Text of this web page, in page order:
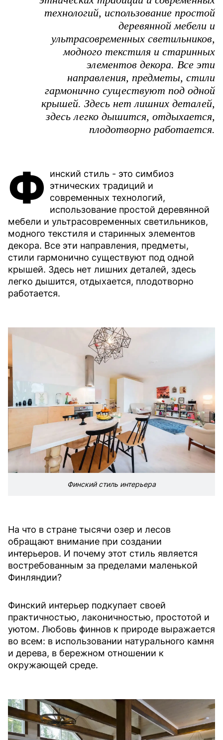
технологий, использование простой
деревянной мебели и
ультрасовременных светильников,
модного текстиля и старинных
элементов декора. Все эти
направления, предметы, стили
гармонично существуют под одной
крышей. Здесь нет лишних деталей,
здесь легко дышится, отдыхается,
плодотворно работается.
Ф
инский стиль - это симбиоз
этнических традиций и
современных технологий,
использование простой деревянной
мебели и ультрасовременных светильников,
модного текстиля и старинных элементов
декора. Все эти направления, предметы,
стили гармонично существуют под одной
крышей. Здесь нет лишних деталей, здесь
легко дышится, отдыхается, плодотворно
работается.
Финский стиль интерьера
На что в стране тысячи озер и лесов
обращают внимание при создании
интерьеров. И почему этот стиль является
востребованным за пределами маленькой
Финляндии?
Финский интерьер подкупает своей
практичностью, лаконичностью, простотой и
уютом. Любовь финнов к природе выражается
во всем: в использовании натурального камня
и дерева, в бережном отношении к
окружающей среде.